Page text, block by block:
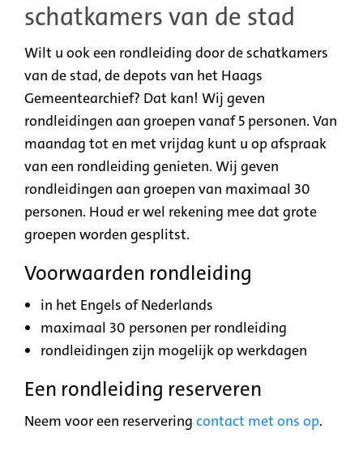
schatkamers van de stad
Wilt u ook een rondleiding door de schatkamers
van de stad, de depots van het Haags
Gemeentearchief? Dat kan! Wij geven
rondleidingen aan groepen vanaf 5 personen. Van
maandag tot en met vrijdag kunt u op afspraak
van een rondleiding genieten. Wij geven
rondleidingen aan groepen van maximaal 30
personen. Houd er wel rekening mee dat grote
groepen worden gesplitst.
Voorwaarden rondleiding
in het Engels of Nederlands
maximaal 30 personen per rondleiding
rondleidingen zijn mogelijk op werkdagen
Een rondleiding reserveren
Neem voor een reservering contact met ons op.